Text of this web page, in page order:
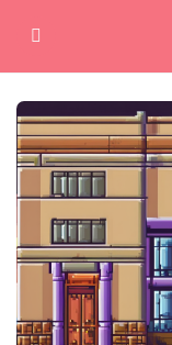
Меню